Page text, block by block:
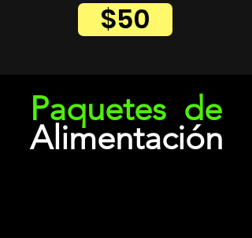
$50
Paquetes de
Alimentación